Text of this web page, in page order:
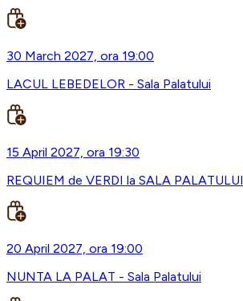
30 March 2027, ora 19:00
LACUL LEBEDELOR - Sala Palatului
15 April 2027, ora 19:30
REQUIEM de VERDI la SALA PALATULUI
20 April 2027, ora 19:00
NUNTA LA PALAT - Sala Palatului